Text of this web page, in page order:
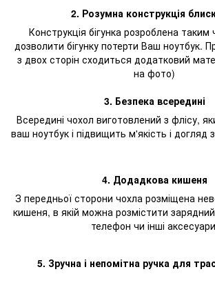
2. Розумна конструкція
Конструкція бігунка розроблена
дозволити бігунку потерти Ваш ноутбук.
з двох сторін сходиться додатковий
на фото)
3. Безпека всередині
Всередині чохол виготовлений з флісу,
ваш ноутбук і підвищить м'якість і догляд
4. Додадкова кишеня
З передньої сторони чохла розміщена
кишеня, в якій можна розмістити
телефон чи інші
5. Зручна і непомітна ручка для